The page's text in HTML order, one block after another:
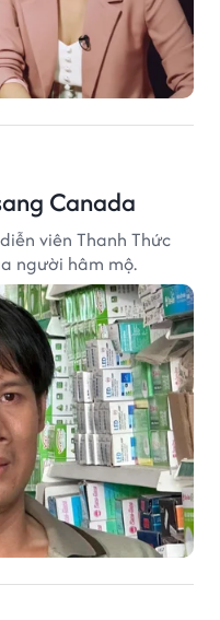
Canada
viên Thanh Thức
người hâm mộ.